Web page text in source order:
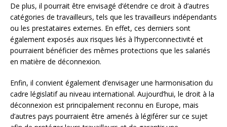
De plus, il pourrait être envisagé d’étendre ce droit à d’autres
catégories de travailleurs, tels que les travailleurs indépendants
ou les prestataires externes. En effet, ces derniers sont
également exposés aux risques liés à l’hyperconnectivité et
pourraient bénéficier des mêmes protections que les salariés
en matière de déconnexion.
Enfin, il convient également d’envisager une harmonisation du
cadre législatif au niveau international. Aujourd’hui, le droit à la
déconnexion est principalement reconnu en Europe, mais
d’autres pays pourraient être amenés à légiférer sur ce sujet